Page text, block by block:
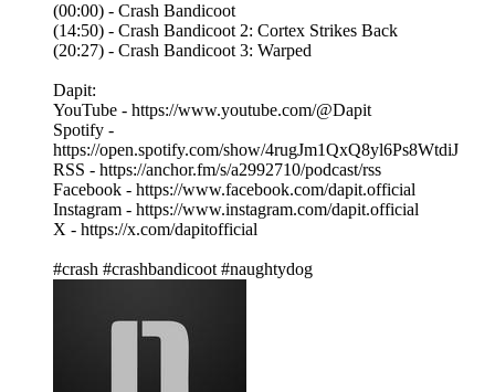
(00:00) - Crash Bandicoot
(14:50) - Crash Bandicoot 2: Cortex Strikes Back
(20:27) - Crash Bandicoot 3: Warped
Dapit:
YouTube - https://www.youtube.com/@Dapit
Spotify -
https://open.spotify.com/show/4rugJm1QxQ8yl6Ps8WtdiJ
RSS - https://anchor.fm/s/a2992710/podcast/rss
Facebook - https://www.facebook.com/dapit.official
Instagram - https://www.instagram.com/dapit.official
X - https://x.com/dapitofficial
#crash #crashbandicoot #naughtydog